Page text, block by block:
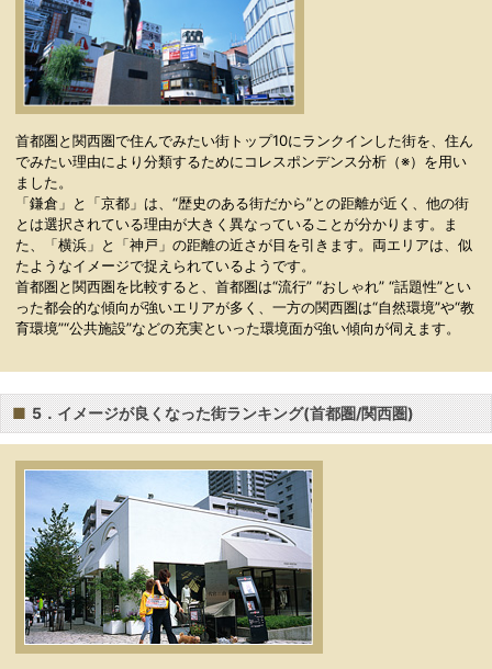
首都圏と関西圏で住んでみたい街トップ10にランクインした街を、住ん
でみたい理由により分類するためにコレスポンデンス分析（※）を用い
ました。
「鎌倉」と「京都」は、“歴史のある街だから”との距離が近く、他の街
とは選択されている理由が大きく異なっていることが分かります。ま
た、「横浜」と「神戸」の距離の近さが目を引きます。両エリアは、似
たようなイメージで捉えられているようです。
首都圏と関西圏を比較すると、首都圏は“流行” “おしゃれ” “話題性”とい
った都会的な傾向が強いエリアが多く、一方の関西圏は“自然環境”や“教
育環境”“公共施設”などの充実といった環境面が強い傾向が伺えます。
■ 5．イメージが良くなった街ランキング(首都圏/関西圏)